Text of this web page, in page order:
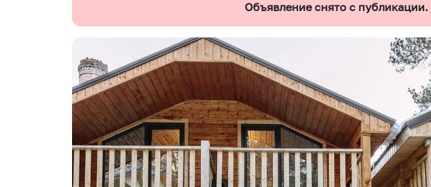
Объявление снято с публикации.